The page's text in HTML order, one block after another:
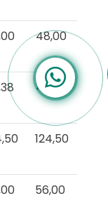
48,00
47,00
124,50
56,00